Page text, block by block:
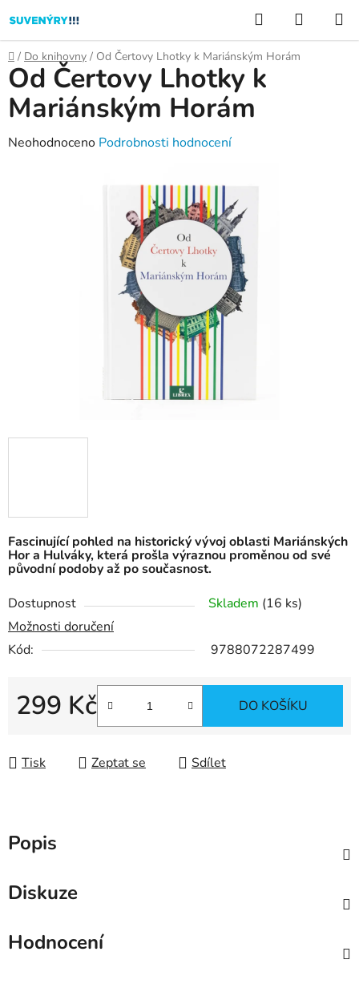
na
obsah
Hledat
KOŠÍK
Domů
/ Do knihovny / Od Čertovy Lhotky k Mariánským Horám
Fascinující pohled na historický vývoj oblasti Mariánských
Hor a Hulváky, která prošla výraznou proměnou od své
původní podoby až po současnost.
Dostupnost
Skladem (16 ks)
Možnosti doručení
Kód:
9788072287499
299 Kč DO KOŠÍKU
Tisk Zeptat se Sdílet
Od Čertovy Lhotky k
Mariánským Horám
Průměrné
Neohodnoceno Podrobnosti hodnocení
Popis
Diskuze
Hodnocení